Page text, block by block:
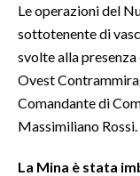
3 MINUTI CON
INSULARITÀ
INFO AZIENDE
ABBONATI
Le operazioni del
sottotenente di
svolte alla
Ovest
Comandante di
Massimiliano Rossi.
La Mina è stata